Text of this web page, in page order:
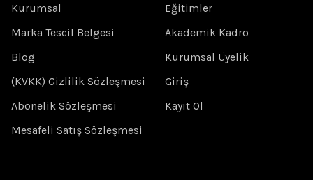
Kurumsal
Marka Tescil Belgesi
Blog
(KVKK) Gizlilik Sözleşmesi
Abonelik Sözleşmesi
Mesafeli Satış Sözleşmesi
Eğitimler
Akademik Kadro
Kurumsal Üyelik
Giriş
Kayıt Ol